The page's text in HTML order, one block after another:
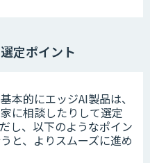
定ポイント
本的にエッジAI製品は、
に相談したりして選定
し、以下のようなポイン
と、よりスムーズに進め